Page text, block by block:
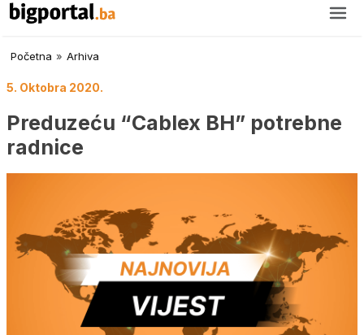
Početna » Arhiva
5. Oktobra 2020.
Preduzeću “Cablex BH” potrebne
radnice